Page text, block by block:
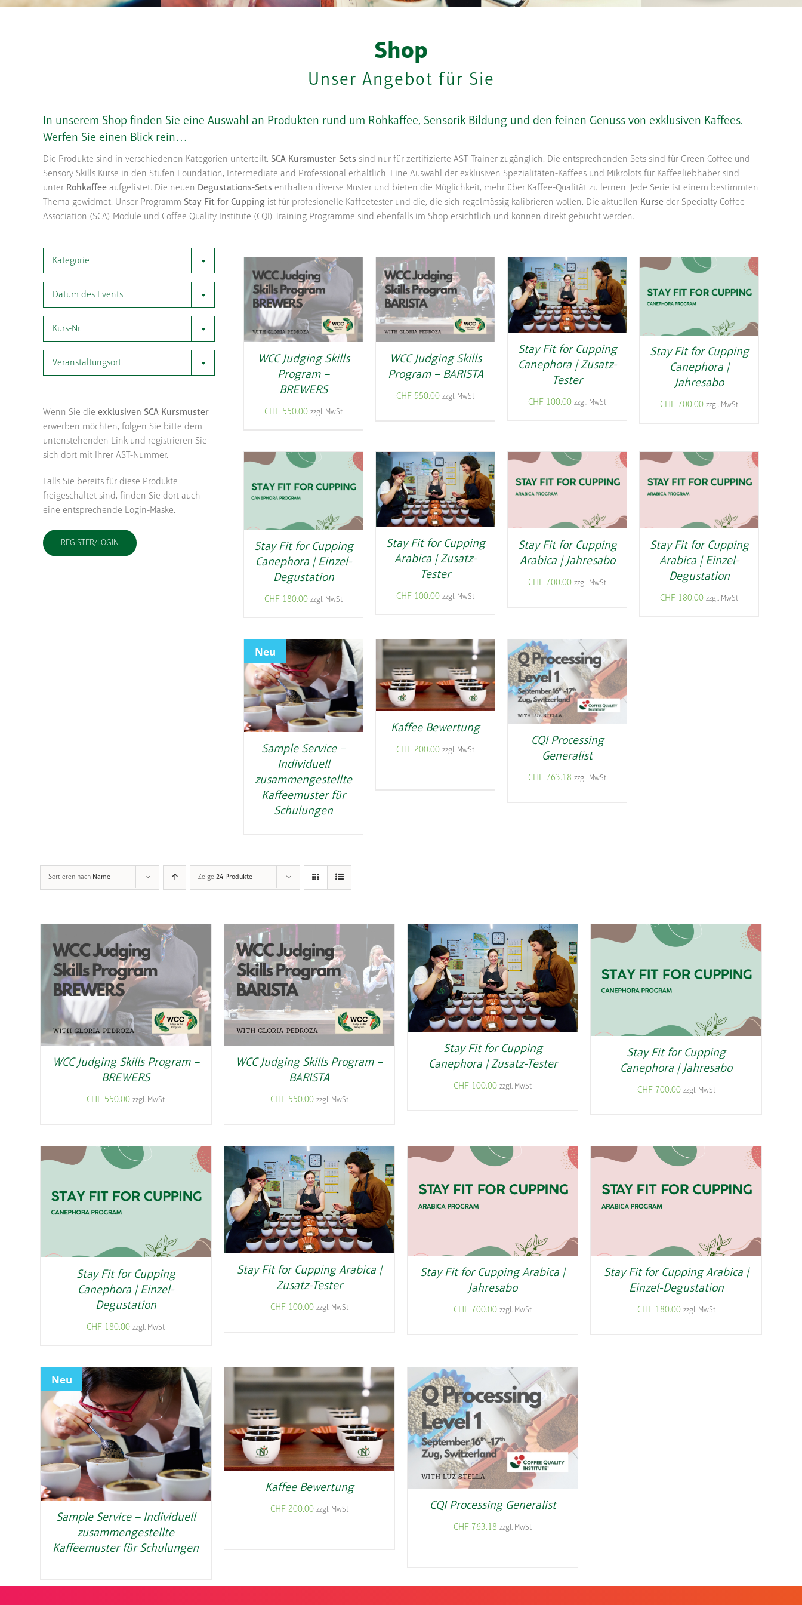
Shop
Unser Angebot für Sie
In unserem Shop finden Sie eine Auswahl an Produkten rund um Rohkaffee, Sensorik Bildung und den feinen Genuss von exklusiven Kaffees.
Werfen Sie einen Blick rein…
Die Produkte sind in verschiedenen Kategorien unterteilt. SCA Kursmuster-Sets sind nur für zertifizierte AST-Trainer zugänglich. Die entsprechenden Sets sind für Green Coffee und
Sensory Skills Kurse in den Stufen Foundation, Intermediate and Professional erhältlich. Eine Auswahl der exklusiven Spezialitäten-Kaffees und Mikrolots für Kaffeeliebhaber sind
unter Rohkaffee aufgelistet. Die neuen Degustations-Sets enthalten diverse Muster und bieten die Möglichkeit, mehr über Kaffee-Qualität zu lernen. Jede Serie ist einem bestimmten
Thema gewidmet. Unser Programm Stay Fit for Cupping ist für profesionelle Kaffeetester und die, die sich regelmässig kalibrieren wollen. Die aktuellen Kurse der Specialty Coffee
Association (SCA) Module und Coffee Quality Institute (CQI) Training Programme sind ebenfalls im Shop ersichtlich und können direkt gebucht werden.
Kategorie
Datum des Events
Kurs-Nr.
Veranstaltungsort
Wenn Sie die exklusiven SCA Kursmuster
erwerben möchten, folgen Sie bitte dem
untenstehenden Link und registrieren Sie
sich dort mit Ihrer AST-Nummer.
Falls Sie bereits für diese Produkte
freigeschaltet sind, finden Sie dort auch
eine entsprechende Login-Maske.
REGISTER/LOGIN
WCC Judging Skills
Program –
BREWERS
CHF 550.00 zzgl. MwSt
WCC Judging Skills
Program – BARISTA
CHF 550.00 zzgl. MwSt
Stay Fit for Cupping
Canephora | Zusatz-
Tester
CHF 100.00 zzgl. MwSt
Stay Fit for Cupping
Canephora |
Jahresabo
CHF 700.00 zzgl. MwSt
Stay Fit for Cupping
Canephora | Einzel-
Degustation
CHF 180.00 zzgl. MwSt
Stay Fit for Cupping
Arabica | Zusatz-
Tester
CHF 100.00 zzgl. MwSt
Stay Fit for Cupping
Arabica | Jahresabo
CHF 700.00 zzgl. MwSt
Stay Fit for Cupping
Arabica | Einzel-
Degustation
CHF 180.00 zzgl. MwSt
Neu
Sample Service –
Individuell
zusammengestellte
Kaffeemuster für
Schulungen
Kaffee Bewertung
CHF 200.00 zzgl. MwSt
CQI Processing
Generalist
CHF 763.18 zzgl. MwSt
Sortieren nach Name Zeige24 Produkte
WCC Judging Skills Program –
BREWERS
CHF 550.00 zzgl. MwSt
WCC Judging Skills Program –
BARISTA
CHF 550.00 zzgl. MwSt
Stay Fit for Cupping
Canephora | Zusatz-Tester
CHF 100.00 zzgl. MwSt
Stay Fit for Cupping
Canephora | Jahresabo
CHF 700.00 zzgl. MwSt
Stay Fit for Cupping
Canephora | Einzel-
Degustation
CHF 180.00 zzgl. MwSt
Stay Fit for Cupping Arabica |
Zusatz-Tester
CHF 100.00 zzgl. MwSt
Stay Fit for Cupping Arabica |
Jahresabo
CHF 700.00 zzgl. MwSt
Stay Fit for Cupping Arabica |
Einzel-Degustation
CHF 180.00 zzgl. MwSt
Neu
Sample Service – Individuell
zusammengestellte
Kaffeemuster für Schulungen
Kaffee Bewertung
CHF 200.00 zzgl. MwSt CQI Processing Generalist
CHF 763.18 zzgl. MwSt